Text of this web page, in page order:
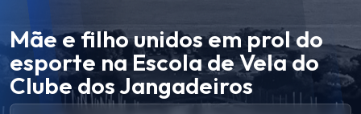
Mãe e filho unidos em prol do
esporte na Escola de Vela do
Clube dos Jangadeiros